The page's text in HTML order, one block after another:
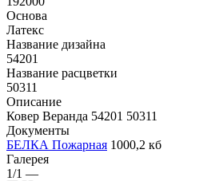
Основа
Латекс
Название дизайна
54201
Название расцветки
50311
Описание
Ковер Веранда 54201 50311
Документы
БЕЛКА Пожарная 1000,2 кб
Галерея
1/1 —